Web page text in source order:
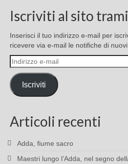
Iscriviti al sito
Inserisci il tuo indirizzo e-mail per
ricevere via e-mail le notifiche di nuovi
Indirizzo
e-
mail
Iscriviti
Articoli recenti
Adda, fiume sacro
Maestri lungo l’Adda, nel segno